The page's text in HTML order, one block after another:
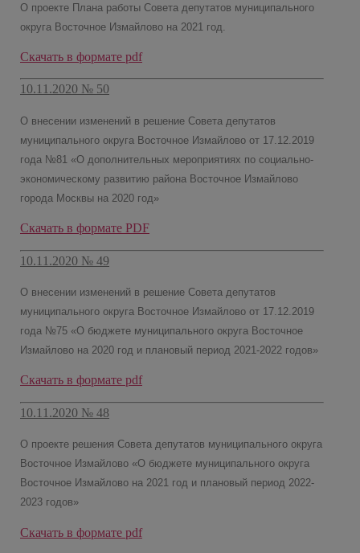
О проекте Плана работы Совета депутатов муниципального
округа Восточное Измайлово на 2021 год.
Скачать в формате pdf
10.11.2020 № 50
О внесении изменений в решение Совета депутатов
муниципального округа Восточное Измайлово от 17.12.2019
года №81 «О дополнительных мероприятиях по социально-
экономическому развитию района Восточное Измайлово
города Москвы на 2020 год»
Скачать в формате PDF
10.11.2020 № 49
О внесении изменений в решение Совета депутатов
муниципального округа Восточное Измайлово от 17.12.2019
года №75 «О бюджете муниципального округа Восточное
Измайлово на 2020 год и плановый период 2021-2022 годов»
Скачать в формате pdf
10.11.2020 № 48
О проекте решения Совета депутатов муниципального округа
Восточное Измайлово «О бюджете муниципального округа
Восточное Измайлово на 2021 год и плановый период 2022-
2023 годов»
Скачать в формате pdf